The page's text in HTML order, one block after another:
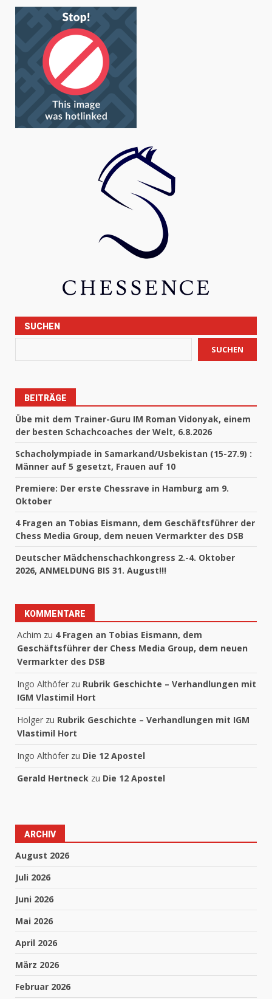
SUCHEN
SUCHEN
BEITRÄGE
Übe mit dem Trainer-Guru IM Roman Vidonyak, einem
der besten Schachcoaches der Welt, 6.8.2026
Schacholympiade in Samarkand/Usbekistan (15-27.9) :
Männer auf 5 gesetzt, Frauen auf 10
Premiere: Der erste Chessrave in Hamburg am 9.
Oktober
4 Fragen an Tobias Eismann, dem Geschäftsführer der
Chess Media Group, dem neuen Vermarkter des DSB
Deutscher Mädchenschachkongress 2.-4. Oktober
2026, ANMELDUNG BIS 31. August!!!
KOMMENTARE
Achim zu 4 Fragen an Tobias Eismann, dem
Geschäftsführer der Chess Media Group, dem neuen
Vermarkter des DSB
Ingo Althöfer zu Rubrik Geschichte – Verhandlungen mit
IGM Vlastimil Hort
Holger zu Rubrik Geschichte – Verhandlungen mit IGM
Vlastimil Hort
Ingo Althöfer zu Die 12 Apostel
Gerald Hertneck zu Die 12 Apostel
ARCHIV
August 2026
Juli 2026
Juni 2026
Mai 2026
April 2026
März 2026
Februar 2026